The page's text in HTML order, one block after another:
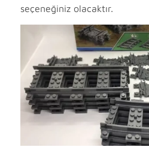
seçeneğiniz olacaktır.